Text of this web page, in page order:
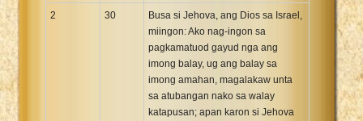
2 30
Busa si Jehova, ang Dios sa Israel,
miingon: Ako nag-ingon sa
pagkamatuod gayud nga ang
imong balay, ug ang balay sa
imong amahan, magalakaw unta
sa atubangan nako sa walay
katapusan; apan karon si Jehova